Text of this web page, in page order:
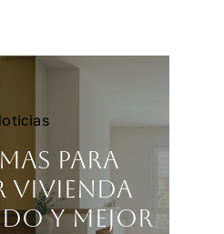
para
vivienda
y mejor